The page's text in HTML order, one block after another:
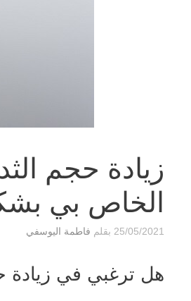
زيادة حجم
الخاص بي
25/05/2021 بقلم فاطمة اليوسفي
هل ترغبي في زيادة